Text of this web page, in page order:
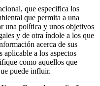
que especifica los
que permita a una
una política y unos objetivos
y de otra índole a los que
acerca de sus
aplicable a los aspectos
como aquellos que
puede influir.